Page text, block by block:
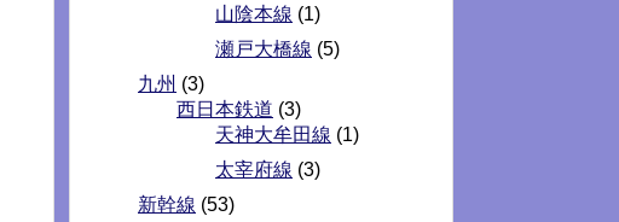
山陰本線 (1)
瀬戸大橋線 (5)
九州 (3)
西日本鉄道 (3)
天神大牟田線 (1)
太宰府線 (3)
新幹線 (53)